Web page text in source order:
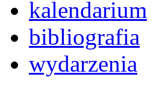
kalendarium
bibliografia
wydarzenia